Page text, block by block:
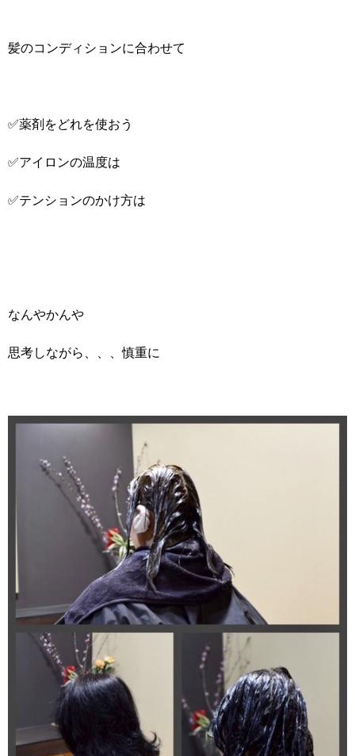
髪のコンディションに合わせて
✅薬剤をどれを使おう
✅アイロンの温度は
✅テンションのかけ方は
なんやかんや
思考しながら、、、慎重に